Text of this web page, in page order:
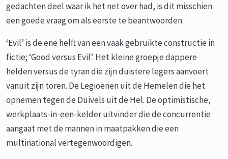
gedachten deel waar ik het net over had, is dit misschien
een goede vraag om als eerste te beantwoorden.
‘Evil’ is de ene helft van een vaak gebruikte constructie in
fictie; ‘Good versus Evil’. Het kleine groepje dappere
helden versus de tyran die zijn duistere legers aanvoert
vanuit zijn toren. De Legioenen uit de Hemelen die het
opnemen tegen de Duivels uit de Hel. De optimistische,
werkplaats-in-een-kelder uitvinder die de concurrentie
aangaat met de mannen in maatpakken die een
multinational vertegenwoordigen.